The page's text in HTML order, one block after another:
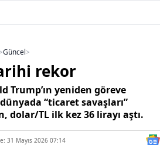
Güncel>
rekor
Trump’ın yeniden göreve
“ticaret savaşları”
dolar/TL ilk kez 36 lirayı aştı.
31 Mayıs 2026 07:14